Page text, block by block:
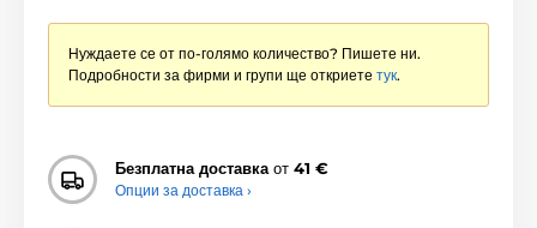
Нуждаете се от по-голямо количество? Пишете ни.
Подробности за фирми и групи ще откриете тук.
Безплатна доставкаот 41 €
Опции за доставка ›